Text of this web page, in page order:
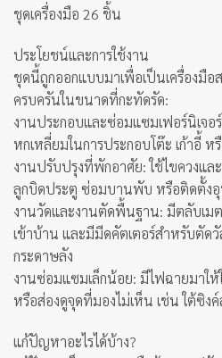
ชุดเครื่องมือ 26 ชิ้น
ประโยชน์และการใช้งาน
ชุดนี้ถูกออกแบบมาเพื่อเป็นเครื่องมื
ครบครันในขนาดที่กะทัดรัด:
งานประกอบและซ่อมแซมเฟอร์นิเจอ
หกเหลี่ยมในการประกอบโต๊ะ เก้าอี้
งานปรับปรุงที่พักอาศัย: ใช้ไขควงแ
ลูกบิดประตู ซ่อมบานพับ หรือติดตั้ง
งานวัดและงานตัดพื้นฐาน: มีตลับเ
เข้าบ้าน และมีมีดคัตเตอร์สำหรับตัด
กระดาษลัง
งานซ่อมแซมเล็กน้อย: มีไฟฉายมาใ
หรือส่องดูจุดที่มองไม่เห็น เช่น ใต้ซิง
แก้ปัญหาอะไรได้บ้าง?